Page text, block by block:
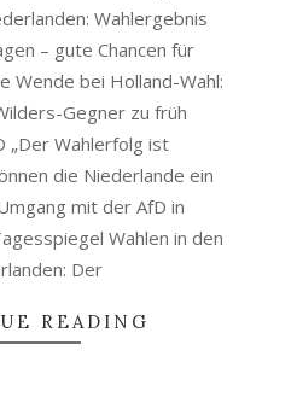
Wahlergebnis
– gute Chancen für
Wende bei Holland-Wahl:
Gegner zu früh
„Der Wahlerfolg ist
die Niederlande ein
mit der AfD in
Wahlen in den
Der
READING